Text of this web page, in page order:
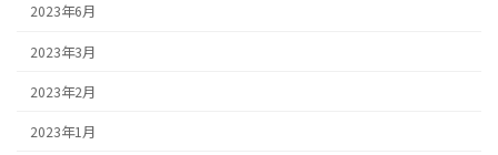
2023年6月
2023年3月
2023年2月
2023年1月